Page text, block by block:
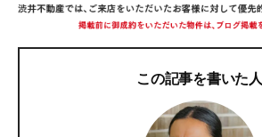
この記事を書いた人